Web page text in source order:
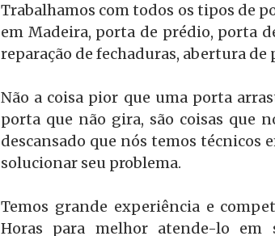
Trabalhamos com todos os tipos de
em Madeira, porta de prédio, porta
reparação de fechaduras, abertura
Não a coisa pior que uma porta
porta que não gira, são coisas que
descansado que nós temos técnicos
solucionar seu problema.
Temos grande experiência e
Horas para melhor atende-lo em